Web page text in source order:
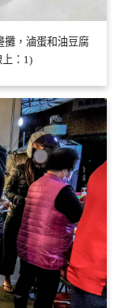
攤，滷蛋和油豆腐
：1)